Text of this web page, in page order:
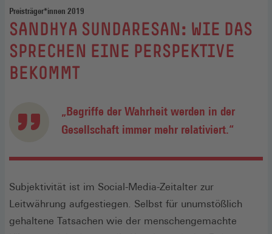
Preisträger*innen 2019
:
SANDHYA SUNDARESAN: WIE DAS
SPRECHEN EINE PERSPEKTIVE
BEKOMMT
„Begriffe der Wahrheit werden in der
Gesellschaft immer mehr relativiert.“
Subjektivität ist im Social-Media-Zeitalter zur
Leitwährung aufgestiegen. Selbst für unumstößlich
gehaltene Tatsachen wie der menschengemachte